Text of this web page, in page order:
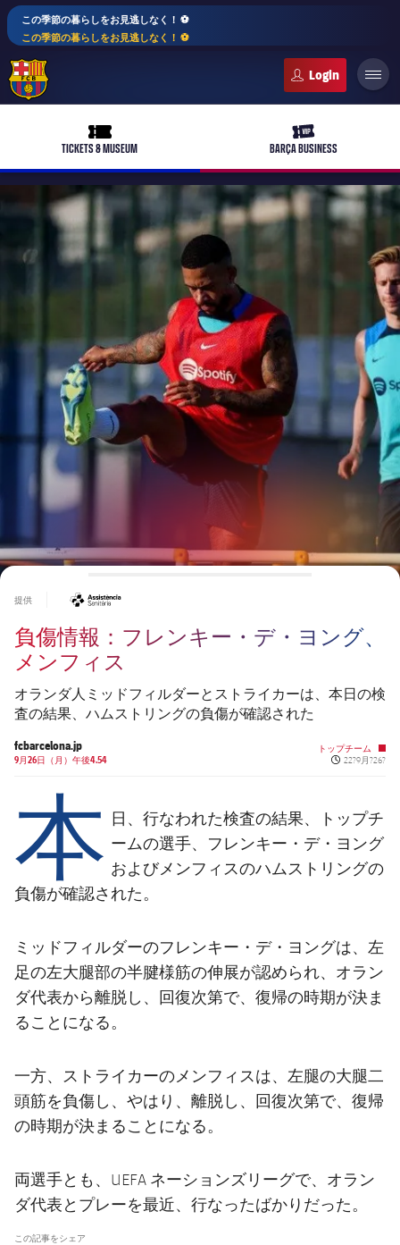
この季節の暮らしをお見逃しなく！ ⚽️
この季節の暮らしをお見逃しなく！ ⚽️
ticket-full
TICKETS & MUSEUM
ticket-vip
BARÇA BUSINESS
バルサアカデミー
plusicon
label.aria.plus
10年毎
会長
plusicon
label.aria.plus
プレスパス
Facilities
PLUSICON
LABEL.ARIA.PLUS
label.aria.plus
スケジュール
チケット
順位表
バルサAtlètic
plusicon
label.aria.plus
スケジュール
結果
順位表
PLUSICON
LABEL.ARIA.PLUS
トップチーム
plusicon
label.aria.plus
チケット
結果
順位表
PLUSICON
LABEL.ARIA.PLUS
トップチーム
チケット
結果
順位表
PLUSICON
LABEL.ARIA.PLUS
トップチーム
plusicon
label.aria.plus
スケジュール
チケット
順位表
トップチーム
plusicon
label.aria.plus
スケジュール
チケット
結果
順位表
提供
負傷情報：フレンキー・デ・ヨング、
メンフィス
オランダ人ミッドフィルダーとストライカーは、本日の検
査の結果、ハムストリングの負傷が確認された
fcbarcelona.jp
9月26日（月）午後4.54
トップチーム
Published
22?9月?26?
本 日、行なわれた検査の結果、トップチ
ームの選手、フレンキー・デ・ヨング
およびメンフィスのハムストリングの
負傷が確認された。
ミッドフィルダーのフレンキー・デ・ヨングは、左
足の左大腿部の半腱様筋の伸展が認められ、オラン
ダ代表から離脱し、回復次第で、復帰の時期が決ま
ることになる。
一方、ストライカーのメンフィスは、左腿の大腿二
頭筋を負傷し、やはり、 離脱し、回復次第で、復帰
の時期が決まることになる。
両選手とも、UEFA ネーションズリーグで、オラン
ダ代表とプレーを最近、行なったばかりだった。
この記事をシェア